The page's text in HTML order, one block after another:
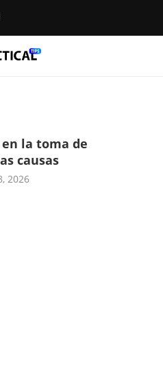
la toma de
causas
2026